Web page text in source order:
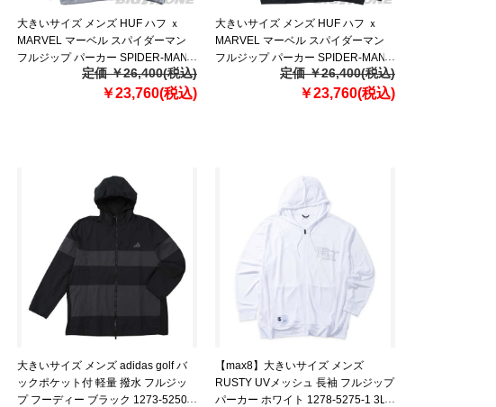
大きいサイズ メンズ HUF ハフ ｘ
MARVEL マーベル スパイダーマン
フルジップ パーカー SPIDER-MAN
ARACHKNIGHT FZ HOODIE USA直
定価 ￥26,400(税込)
￥23,760(税込)
大きいサイズ メンズ HUF ハフ ｘ
MARVEL マーベル スパイダーマン
フルジップ パーカー SPIDER-MAN
ARACHKNIGHT FZ HOODIE USA直
定価 ￥26,400(税込)
￥23,760(税込)
大きいサイズ メンズ adidas golf バ
ックポケット付 軽量 撥水 フルジッ
プ フーディー ブラック 1273-5250-2
【max8】大きいサイズ メンズ
RUSTY UVメッシュ 長袖 フルジップ
パーカー ホワイト 1278-5275-1 3L